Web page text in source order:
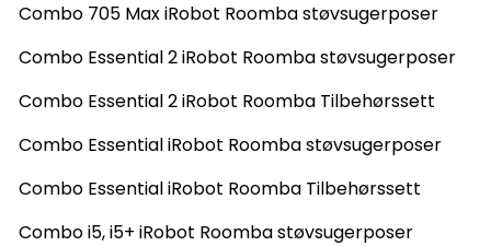
Combo 705 Max iRobot Roomba støvsugerposer
Combo Essential 2 iRobot Roomba støvsugerposer
Combo Essential 2 iRobot Roomba Tilbehørssett
Combo Essential iRobot Roomba støvsugerposer
Combo Essential iRobot Roomba Tilbehørssett
Combo i5, i5+ iRobot Roomba støvsugerposer